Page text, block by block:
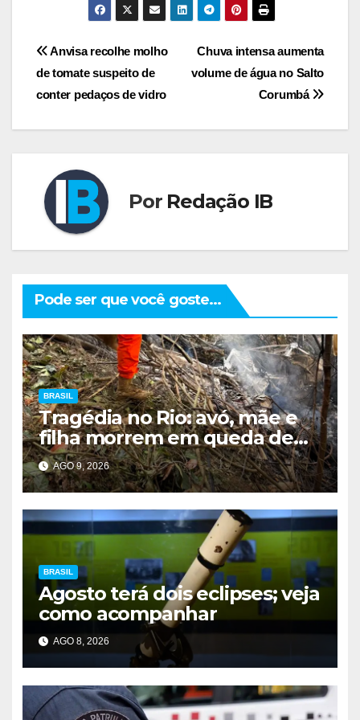
Navegação
de
Post
Chuva intensa aumenta
volume de água no Salto
Corumbá
Anvisa recolhe molho
de tomate suspeito de
conter pedaços de vidro
Por Redação IB
Pode ser que você goste...
BRASIL
Tragédia no Rio: avó, mãe e
filha morrem em queda de
helicóptero
AGO 9, 2026
BRASIL
Agosto terá dois eclipses; veja
como acompanhar
AGO 8, 2026